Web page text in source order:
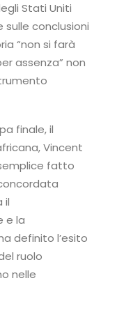
Stati Uniti
conclusioni
“non si farà
assenza” non
finale, il
Vincent
fatto
il
e la
definito l’esito
ruolo
nelle